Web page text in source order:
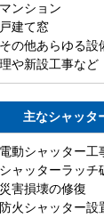
マンション
戸建て窓
その他あらゆる設
理や新設工事など
主なシャッタ
電動シャッター工
シャッターラッチ
災害損壊の修復
防火シャッター設